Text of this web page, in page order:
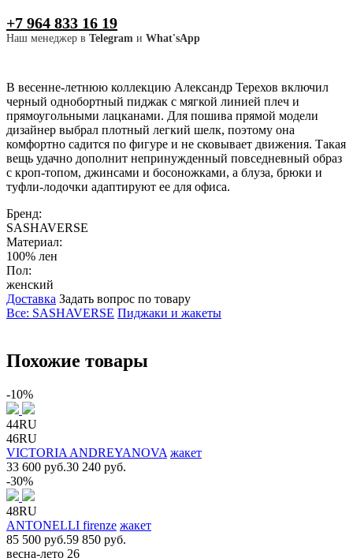
+7 964 833 16 19
Наш менеджер в Telegram и What'sApp
В весенне-летнюю коллекцию Александр Терехов включил
черный однобортный пиджак с мягкой линией плеч и
прямоугольными лацканами. Для пошива прямой модели
дизайнер выбрал плотный легкий шелк, поэтому она
комфортно садится по фигуре и не сковывает движения. Такая
вещь удачно дополнит непринужденный повседневный образ
с кроп-топом, джинсами и босоножками, а блуза, брюки и
туфли-лодочки адаптируют ее для офиса.
Бренд:
SASHAVERSE
Материал:
100% лен
Пол:
женский
Доставка Задать вопрос по товару
Все: SASHAVERSE Пиджаки и жакеты
Похожие товары
-10%
44RU
46RU
VICTORIA ANDREYANOVA жакет
33 600 руб.30 240 руб.
-30%
48RU
ANTONELLI firenze жакет
85 500 руб.59 850 руб.
весна-лето 26